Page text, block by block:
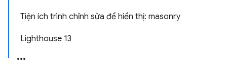
Tiện ích trình chỉnh sửa để hiển thị: masonry
Lighthouse 13